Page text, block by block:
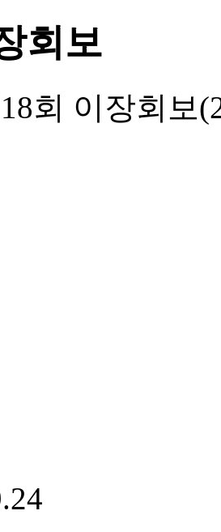
회보
회 이장회보